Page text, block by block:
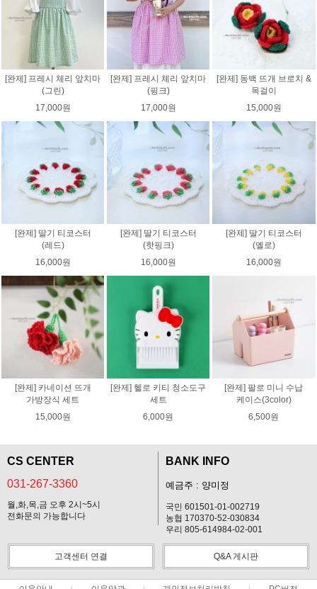
[완제] 프레시 체리 앞치마
(그린)
17,000원
[완제] 프레시 체리 앞치마
(핑크)
17,000원
[완제] 동백 뜨개 브로치 &
목걸이
15,000원
[완제] 딸기 티코스터
(레드)
16,000원
[완제] 딸기 티코스터
(핫핑크)
16,000원
[완제] 딸기 티코스터
(옐로)
16,000원
[완제] 카네이션 뜨개
가방장식 세트
15,000원
[완제] 헬로 키티 청소도구
세트
6,000원
[완제] 팔로 미니 수납
케이스(3color)
6,500원
CS CENTER
031-267-3360
월,화,목,금 오후 2시~5시
전화문의 가능합니다
BANK INFO
예금주 : 양미정
국민 601501-01-002719
농협 170370-52-030834
우리 805-614984-02-001
고객센터 연결 Q&A 게시판